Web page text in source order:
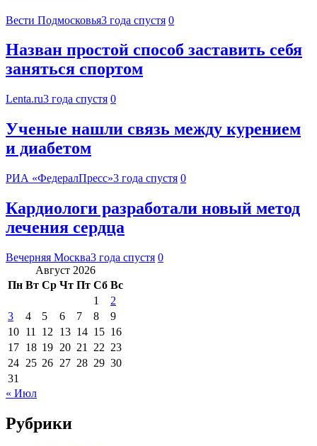
Вести Подмосковья3 года спустя 0
Назван простой способ заставить себя
заняться спортом
Lenta.ru3 года спустя 0
Ученые нашли связь между курением
и диабетом
РИА «ФедералПресс»3 года спустя 0
Кардиологи разработали новый метод
лечения сердца
Вечерняя Москва3 года спустя 0
Август 2026
Пн Вт Ср Чт Пт Сб Вс
1
2
3
4 5 6 7 8
9
10 11 12 13 14 15 16
17 18 19 20 21 22 23
24 25 26 27 28 29 30
31
« Июл
Рубрики